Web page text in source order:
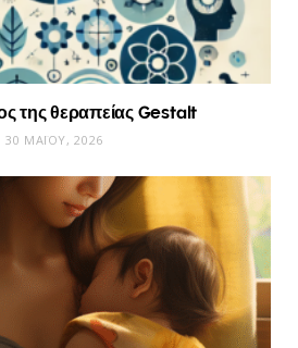
της θεραπείας Gestalt
30 ΜΑΪ́ΟΥ, 2026